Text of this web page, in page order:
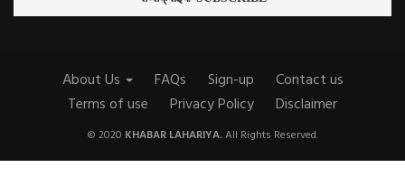
About Us FAQs Sign-up
Contact us
Terms of use
Privacy Policy Disclaimer
© 2020 KHABAR LAHARIYA.All Rights Reserved.